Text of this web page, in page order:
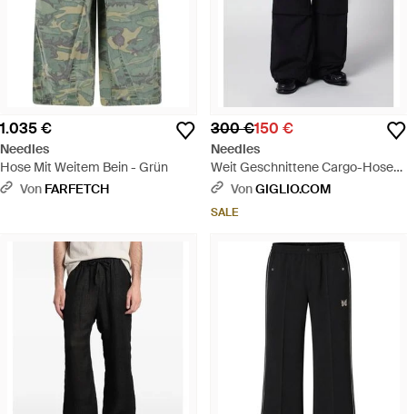
1.035 €
Needles
Hose Mit Weitem Bein - Grün
Von FARFETCH
300 €150 €
Needles
Weit Geschnittene Cargo-Hose
Aus Baumwollmischung Mit
VonGIGLIO.COM
SALE